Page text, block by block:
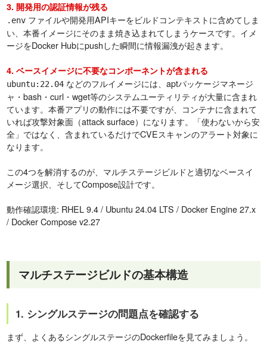
3. 開発用の認証情報が残る
.env ファイルや開発用APIキーをビルドコンテキストに含めてしま
い、本番イメージにそのまま焼き込まれてしまうケースです。イメ
ージをDocker Hubにpushした瞬間に情報漏洩が起きます。
4. ベースイメージに不要なコンポーネントが含まれる
ubuntu:22.04 などのフルイメージには、aptパッケージマネージ
ャ・bash・curl・wget等のシステムユーティリティが大量に含まれ
ています。本番アプリの動作には不要ですが、コンテナに含まれて
いれば攻撃対象面（attack surface）になります。「使わないから安
全」ではなく、含まれているだけでCVEスキャンのアラート対象に
なります。
この4つを解消するのが、マルチステージビルドと適切なベースイ
メージ選択、そしてCompose設計です。
動作確認環境: RHEL 9.4 / Ubuntu 24.04 LTS / Docker Engine 27.x
/ Docker Compose v2.27
マルチステージビルドの基本構造
1. シングルステージの問題点を確認する
まず、よくあるシングルステージのDockerfileを見てみましょう。